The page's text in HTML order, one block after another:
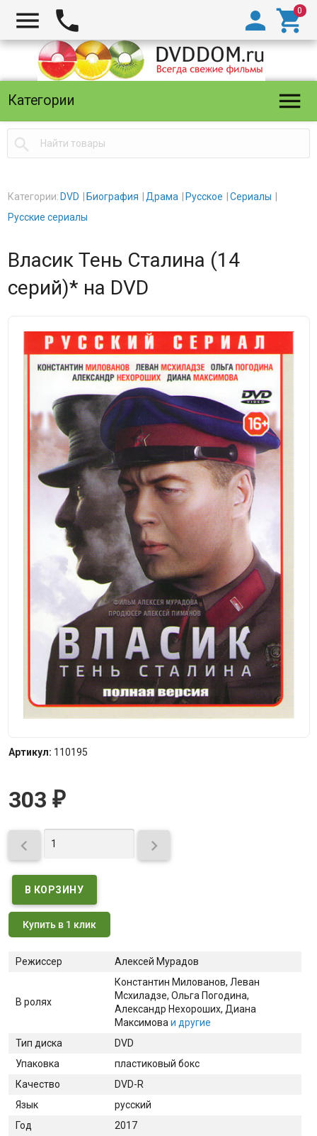
  

Категории 

Категории: DVD Биография Драма Русское
Сериалы
Русские сериалы
Власик Тень Сталина (14
серий)* на DVD
Артикул: 110195
303 ₽
 
Купить в 1 клик
Режиссер Алексей Мурадов
В ролях
Константин Милованов, Леван
Мсхиладзе, Ольга Погодина,
Александр Нехороших, Диана
Максимова и другие
Тип диска
DVD
Упаковка
пластиковый бокс
Качество
DVD-R
Язык
русский
Год
2017